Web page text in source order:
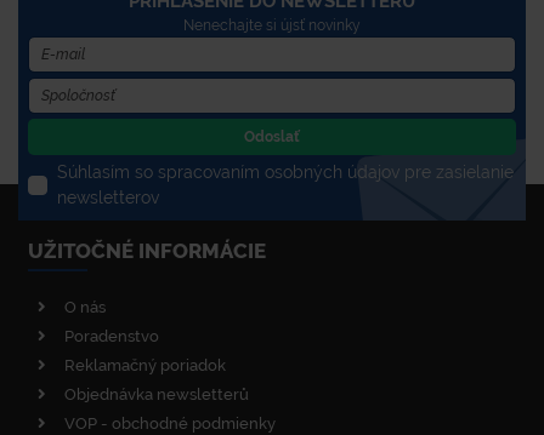
Nenechajte si újsť novinky
Odoslať
Súhlasím so spracovaním osobných údajov pre zasielanie
newsletterov
UŽITOČNÉ INFORMÁCIE
O nás
Poradenstvo
Reklamačný poriadok
Objednávka newsletterů
VOP - obchodné podmienky